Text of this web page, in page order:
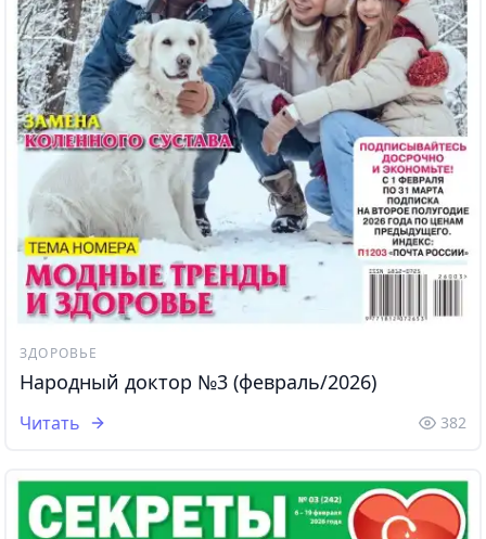
ЗДОРОВЬЕ
Народный доктор №3 (февраль/2026)
Читать 382